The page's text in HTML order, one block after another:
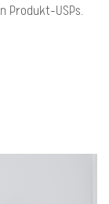
Produkt-USPs.